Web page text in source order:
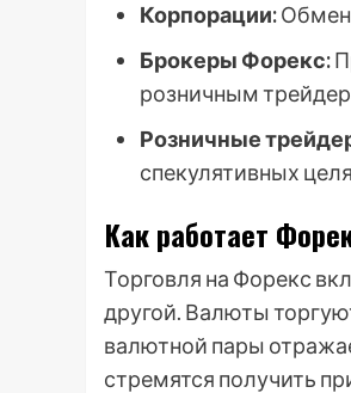
Корпорации:
Брокеры Форекс:
розничным
Розничные
спекулятивных
Как работает
Торговля на Форекс
другой. Валюты
валютной пары
стремятся получить